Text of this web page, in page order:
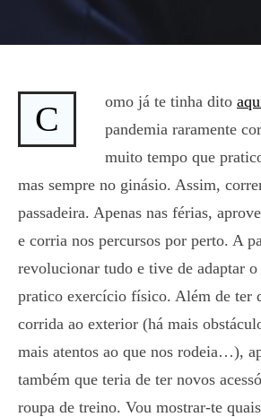
C omo já te tinha dito
pandemia raramente
muito tempo que
mas sempre no ginásio. Assim,
passadeira. Apenas nas férias,
e corria nos percursos por perto. A
revolucionar tudo e tive de adaptar
pratico exercício físico. Além de ter
corrida ao exterior (há mais
mais atentos ao que nos rodeia…),
também que teria de ter novos
roupa de treino. Vou mostrar-te